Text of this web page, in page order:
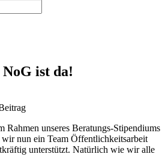
ist da!
Rahmen unseres Beratungs-Stipendiums
nun ein Team Öffentlichkeitsarbeit
unterstützt. Natürlich wie wir alle